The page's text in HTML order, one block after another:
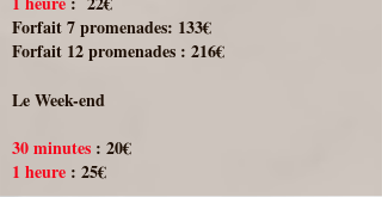
Forfait 7 promenades: 133€
Forfait 12 promenades : 216€
Le Week-end
30 minutes : 20€
1 heure : 25€